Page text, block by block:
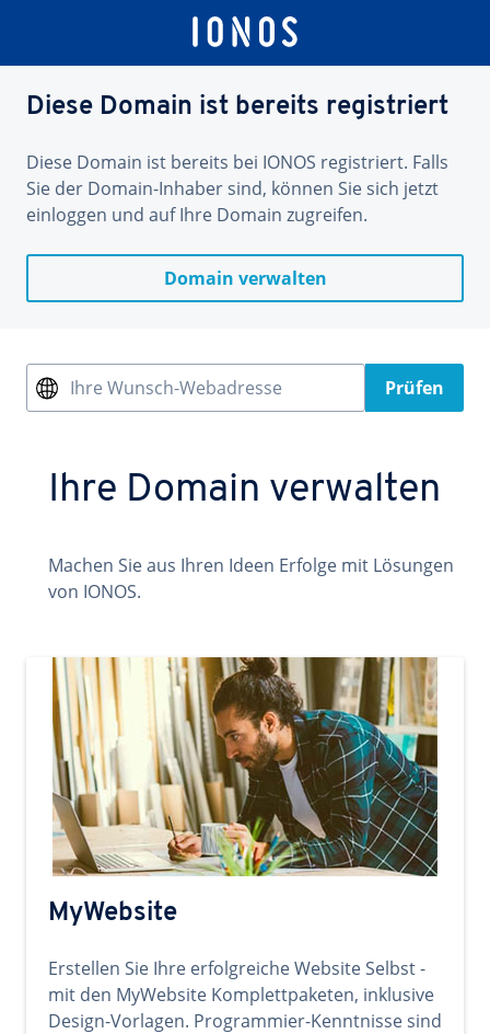
Diese Domain ist bereits registriert
Diese Domain ist bereits bei IONOS registriert. Falls
Sie der Domain-Inhaber sind, können Sie sich jetzt
einloggen und auf Ihre Domain zugreifen.
Domain verwalten
Ihre Wunsch-Webadresse Prüfen
Ihre Domain verwalten
Machen Sie aus Ihren Ideen Erfolge mit Lösungen
von IONOS.
MyWebsite
Erstellen Sie Ihre erfolgreiche Website Selbst -
mit den MyWebsite Komplettpaketen, inklusive
Design-Vorlagen. Programmier-Kenntnisse sind